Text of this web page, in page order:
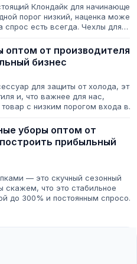
Клондайк для
порог низкий, наценка может
спрос есть всегда. Чехлы для
оптом от производителя
бизнес
для защиты от холода, это
и, что важнее для нас,
с низким порогом входа в
требуют...
уборы оптом от
прибыльный
— это скучный сезонный
скажем, что это стабильное
до 300% и постоянным спросом,